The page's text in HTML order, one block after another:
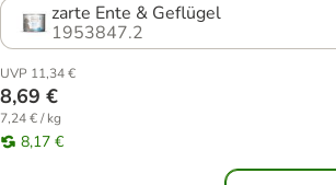
zarte Ente & Geflügel
1953847.2
UVP 11,34 €
8,69 €
7,24 € / kg
8,17 €